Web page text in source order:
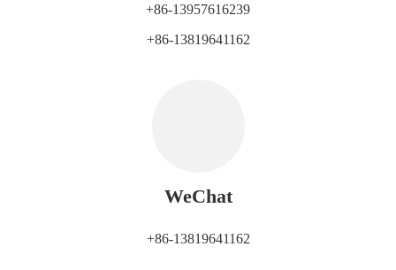
+86-13957616239
+86-13819641162
WeChat
+86-13819641162